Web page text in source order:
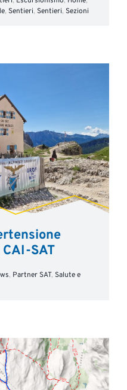
, Sentieri, Sentieri, Sezioni
SAT
, Partner SAT, Salute e